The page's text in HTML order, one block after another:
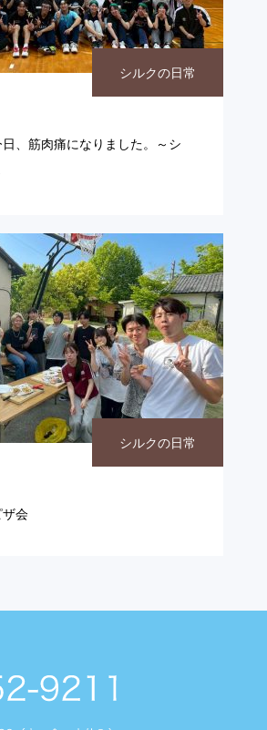
シルクの日常
、筋肉痛になりました。～シ
シルクの日常
会